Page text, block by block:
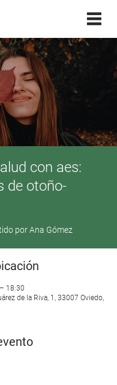
con aes:
de otoño-
por Ana Gómez
18:30
de la Riva, 1, 33007 Oviedo,